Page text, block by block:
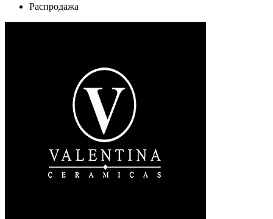
Распродажа